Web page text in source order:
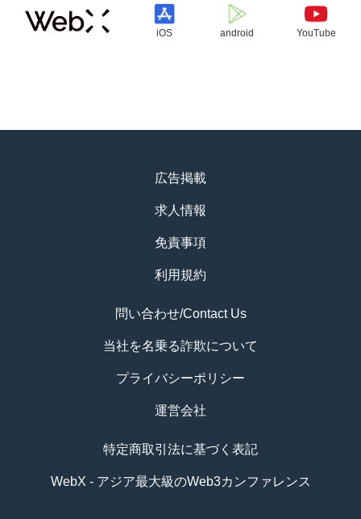
iOS android YouTube
広告掲載
求人情報
免責事項
利用規約
問い合わせ/Contact Us
当社を名乗る詐欺について
プライバシーポリシー
運営会社
特定商取引法に基づく表記
WebX - アジア最大級のWeb3カンファレンス